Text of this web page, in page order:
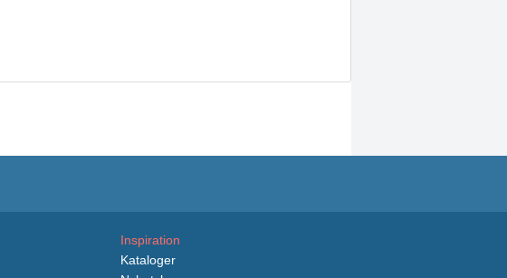
Inspiration
Kataloger